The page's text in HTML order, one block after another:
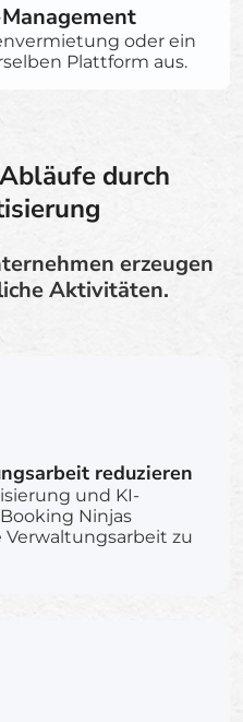
oder ein
Plattform aus.
durch
erzeugen
Aktivitäten.
reduzieren
und KI-
Ninjas
zu